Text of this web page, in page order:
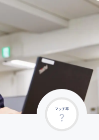
マッチ率